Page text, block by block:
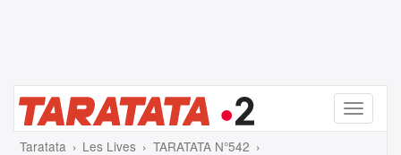
Menu
Taratata Les Lives
TARATATA N°542